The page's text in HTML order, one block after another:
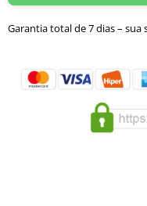
Garantia total de 7 dias –